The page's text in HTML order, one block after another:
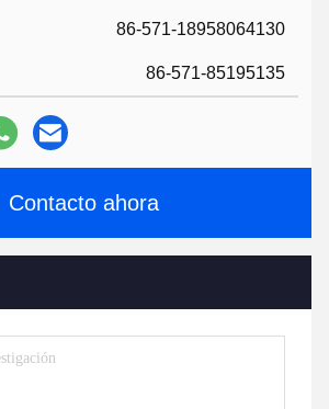
86-571-18958064130
86-571-85195135
Contacto ahora